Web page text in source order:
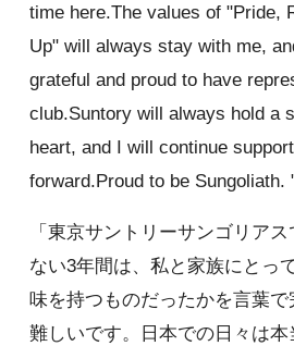
time here.The values of "Pride,
Up" will always stay with me,
grateful and proud to have
club.Suntory will always hold a
heart, and I will continue
forward.Proud to be Sungoliath.
「東京サントリーサンゴリア
ない3年間は、私と家族にとっ
味を持つものだったかを言葉
難しいです。日本での日々は本